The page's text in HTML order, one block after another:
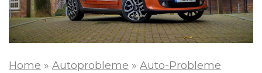
Home » Autoprobleme » Auto-Probleme